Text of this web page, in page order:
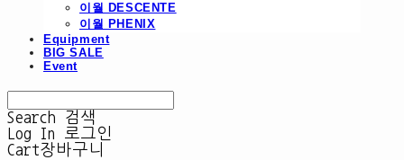
이월 DESCENTE
이월 PHENIX
Equipment
BIG SALE
Event
Search
검색
Log In
로그인
Cart장바구니